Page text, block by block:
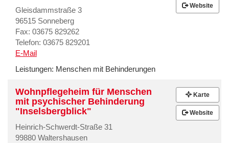
Gleisdammstraße 3
96515 Sonneberg
Fax: 03675 829262
Telefon: 03675 829201
E-Mail
Leistungen: Menschen mit Behinderungen
Website
Wohnpflegeheim für Menschen
mit psychischer Behinderung
"Inselsbergblick"
Heinrich-Schwerdt-Straße 31
99880 Waltershausen
Karte
Website